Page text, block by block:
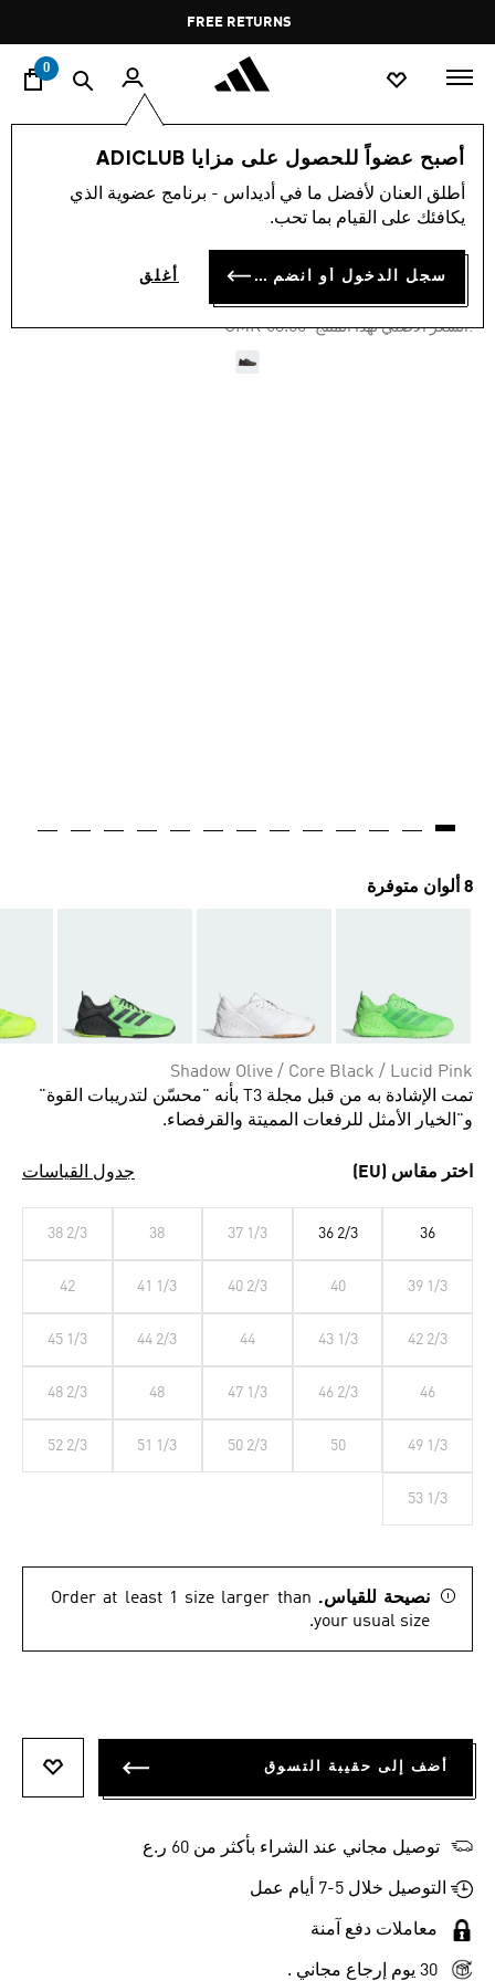
Pause
promotion
rotation
FREE RETURNS
0
أصبح عضواً للحصول على مزايا ADICLUB
أطلق العنان لأفضل ما في أديداس - برنامج عضوية الذي
يكافئك على القيام بما تحب.
سجل الدخول أو انضم الآن أغلق
الرياضات تدريب أحذية
-40%
حذاء DROPSET 3 TRAINING
OMR 37.80
:السعر الأصلي لهذا المنتج Price reduced from
OMR 63.00
to
8 ألوان متوفرة
Shadow Olive / Core Black / Lucid Pink
تمت الإشادة به من قبل مجلة T3 بأنه "محسّن لتدريبات القوة"
و"الخيار الأمثل للرفعات المميتة والقرفصاء.
اختر مقاس (EU) جدول القياسات
36
36 2/3
37 1/3
38
38 2/3
39 1/3
40
40 2/3
41 1/3
42
42 2/3
43 1/3
44
44 2/3
45 1/3
46
46 2/3
47 1/3
48
48 2/3
49 1/3
50
50 2/3
51 1/3
52 2/3
53 1/3
نصيحة للقياس. Order at least 1 size larger than
your usual size.
أضف إلى حقيبة التسوق
توصيل مجاني عند الشراء بأكثر من 60 ر.ع
التوصيل خلال 5-7 أيام عمل
معاملات دفع آمنة